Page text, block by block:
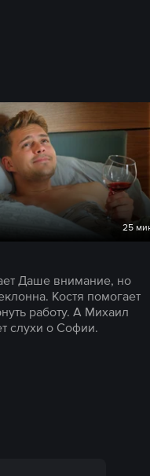
25
Даше внимание, но
Костя помогает
работу. А Михаил
слухи о Софии.